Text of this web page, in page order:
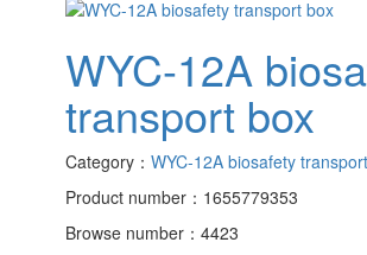
WYC-12A
transport box
Category： WYC-12A biosafety
Product number：1655779353
Browse number：4423